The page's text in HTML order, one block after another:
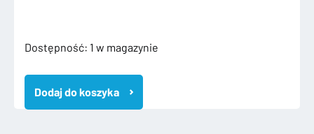
Dostępność: 1 w magazynie
ilość
A
KLASA
169
Dodaj do koszyka